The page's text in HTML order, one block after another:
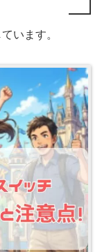
います。